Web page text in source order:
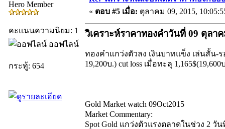
Hero Member
คะแนนความนิยม: 1
ออฟไลน์
กระทู้: 654
« ตอบ #5 เมื่อ: ตุลาคม 09, 2015,
วิเคราะห์ราคาทองคำวันที่ 09 ตุลา
ทองคำแกว่งตัวลง เงินบาทแข็ง เล่นสั้น-รอ
19,200บ.) cut loss เมื่อทะลุ 1,165$(19,600
Gold Market watch 09Oct2015
Market Commentary:
Spot Gold แกว่งตัวแรงตลาดในช่วง 2